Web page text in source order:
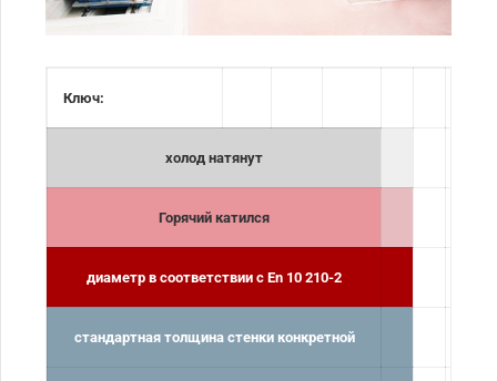
Ключ:
холод натянут
Горячий катился
диаметр в соответствии с En 10 210-2
стандартная толщина стенки конкретной